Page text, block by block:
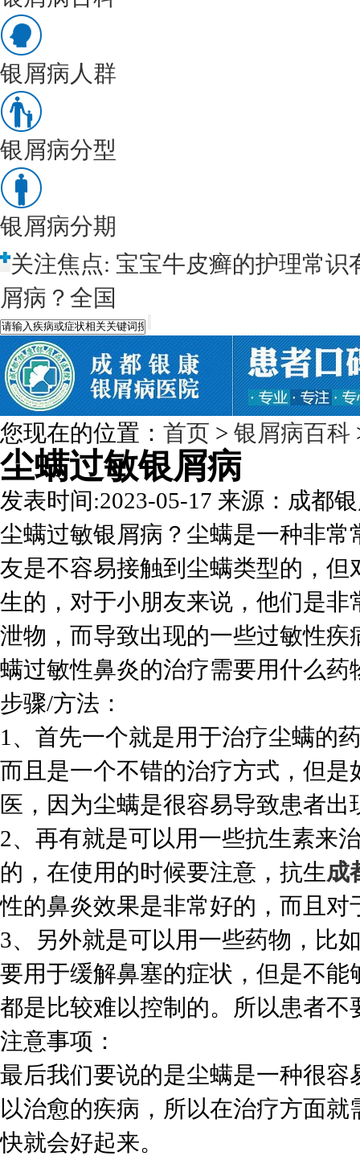
银屑病人群
银屑病分型
银屑病分期
关注焦点: 宝宝牛皮癣的护理常识
屑病？全国
您现在的位置： 首页 > 银屑病百科
尘螨过敏银屑病
发表时间:2023-05-17 来源：成都
尘螨过敏银屑病？尘螨是一种非
友是不容易接触到尘螨类型的，
生的，对于小朋友来说，他们是
泄物，而导致出现的一些过敏性
螨过敏性鼻炎的治疗需要用什么药
步骤/方法：
1、首先一个就是用于治疗尘螨的
而且是一个不错的治疗方式，但
医，因为尘螨是很容易导致患者出
2、再有就是可以用一些抗生素来
的，在使用的时候要注意，抗生成
性的鼻炎效果是非常好的，而且
3、另外就是可以用一些药物，比
要用于缓解鼻塞的症状，但是不
都是比较难以控制的。所以患者不
注意事项：
最后我们要说的是尘螨是一种很
以治愈的疾病，所以在治疗方面
快就会好起来。